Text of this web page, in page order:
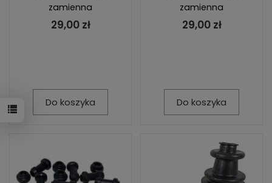
zamienna
29,00 zł
Do koszyka
zamienna
29,00 zł
Do koszyka